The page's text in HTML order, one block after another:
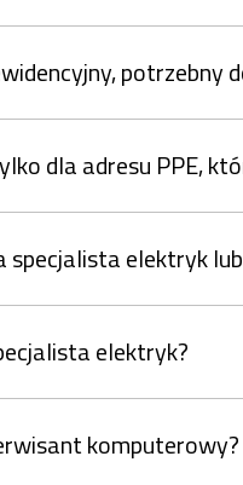
potrzebny
dla adresu PPE,
specjalista elektryk
elektryk?
komputerowy?